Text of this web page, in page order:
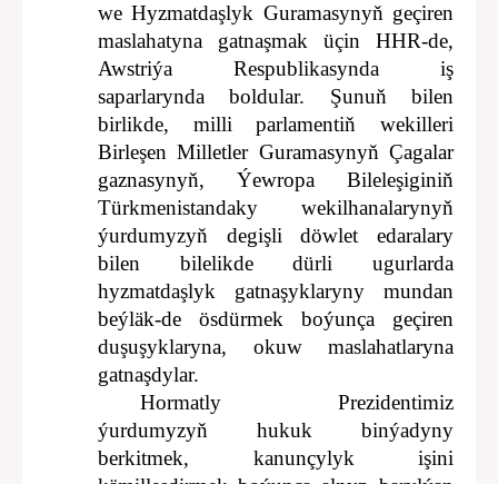
we Hyzmatdaşlyk Guramasynyň geçiren
maslahatyna gatnaşmak üçin HHR-de,
Awstriýa Respublikasynda iş
saparlarynda boldular. Şunuň bilen
birlikde, milli parlamentiň wekilleri
Birleşen Milletler Guramasynyň Çagalar
gaznasynyň, Ýewropa Bileleşiginiň
Türkmenistandaky wekilhanalarynyň
ýurdumyzyň degişli döwlet edaralary
bilen bilelikde dürli ugurlarda
hyzmatdaşlyk gatnaşyklaryny mundan
beýläk-de ösdürmek boýunça geçiren
duşuşyklaryna, okuw maslahatlaryna
gatnaşdylar.
Hormatly Prezidentimiz
ýurdumyzyň hukuk binýadyny
berkitmek, kanunçylyk işini